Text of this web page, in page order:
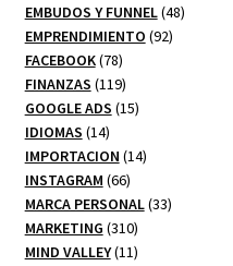
productos
EMBUDOS Y FUNNEL 4848
EMPRENDIMIENTO 9292
FACEBOOK 7878
productos
FINANZAS 119119
productos
GOOGLE ADS 1515
IDIOMAS 1414
productos
IMPORTACION 1414
INSTAGRAM 6666
productos
MARCA PERSONAL 3333
MARKETING 310310
productos
MIND VALLEY 1111